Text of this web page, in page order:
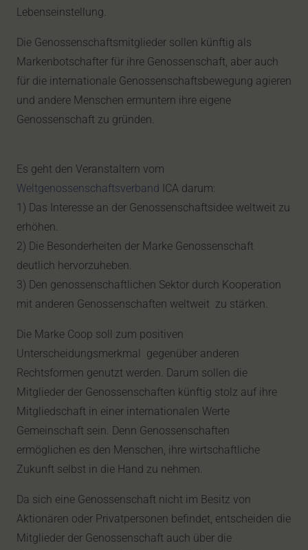
Lebenseinstellung.
Die Genossenschaftsmitglieder sollen künftig als
Markenbotschafter für ihre Genossenschaft, aber auch
für die internationale Genossenschaftsbewegung agieren
und andere Menschen ermuntern ihre eigene
Genossenschaft zu gründen.
Es geht den Veranstaltern vom
Weltgenossenschaftsverband ICA darum:
1) Das Interesse an der Genossenschaftsidee weltweit zu
erhöhen.
2) Die Besonderheiten der Marke Genossenschaft
deutlich hervorzuheben.
3) Den genossenschaftlichen Sektor durch Kooperation
mit anderen Genossenschaften weltweit zu stärken.
Die Marke Coop soll zum positiven
Unterscheidungsmerkmal gegenüber anderen
Rechtsformen genutzt werden. Darum sollen die
Mitglieder der Genossenschaften künftig stolz auf ihre
Mitgliedschaft in einer internationalen Werte
Gemeinschaft sein. Denn Genossenschaften
ermöglichen es den Menschen, ihre wirtschaftliche
Zukunft selbst in die Hand zu nehmen.
Da sich eine Genossenschaft nicht im Besitz von
Aktionären oder Privatpersonen befindet, entscheiden die
Mitglieder der Genossenschaft auch über die